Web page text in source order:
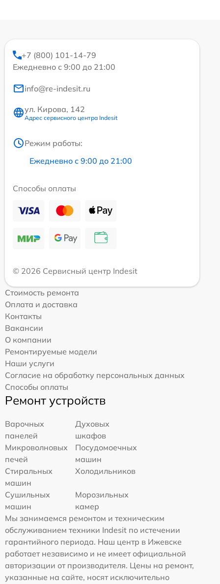
+7 (800) 101-14-79
Ежедневно с 9:00 до 21:00
info@re-indesit.ru
ул. Кирова, 142
Адрес сервисного центра Indesit
Режим работы:
Ежедневно с 9:00 до 21:00
Способы оплаты
© 2026 Сервисный центр Indesit
Стоимость ремонта
Оплата и доставка
Контакты
Вакансии
О компании
Ремонтируемые модели
Наши услуги
Согласие на обработку персональных данных
Способы оплаты
Ремонт устройств
Варочных
панелей
Духовых
шкафов
Микроволновых
печей
Посудомоечных
машин
Стиральных
машин
Холодильников
Сушильных
машин
Морозильных
камер
Мы занимаемся ремонтом и техническим
обслуживанием техники Indesit по истечении
гарантийного периода. Наш центр в Ижевске
работает независимо и не имеет официальной
авторизации от производителя. Цены на ремонт,
указанные на сайте, носят исключительно